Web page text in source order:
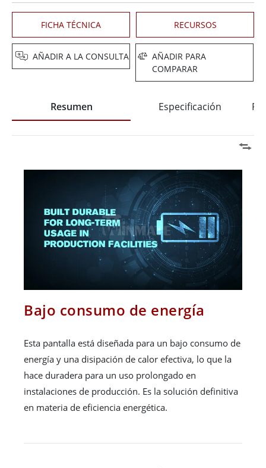
FICHA TÉCNICA RECURSOS
AÑADIR A LA CONSULTA
AÑADIR PARA
COMPARAR
Resumen Especificación
Bajo consumo de energía
Esta pantalla está diseñada para un bajo consumo de
energía y una disipación de calor efectiva, lo que la
hace duradera para un uso prolongado en
instalaciones de producción. Es la solución definitiva
en materia de eficiencia energética.